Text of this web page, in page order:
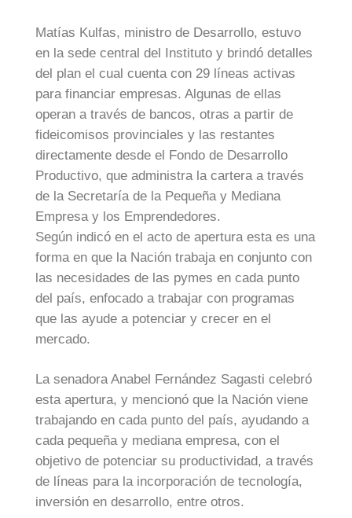
Matías Kulfas, ministro de Desarrollo, estuvo
en la sede central del Instituto y brindó detalles
del plan el cual cuenta con 29 líneas activas
para financiar empresas. Algunas de ellas
operan a través de bancos, otras a partir de
fideicomisos provinciales y las restantes
directamente desde el Fondo de Desarrollo
Productivo, que administra la cartera a través
de la Secretaría de la Pequeña y Mediana
Empresa y los Emprendedores.
Según indicó en el acto de apertura esta es una
forma en que la Nación trabaja en conjunto con
las necesidades de las pymes en cada punto
del país, enfocado a trabajar con programas
que las ayude a potenciar y crecer en el
mercado.
La senadora Anabel Fernández Sagasti celebró
esta apertura, y mencionó que la Nación viene
trabajando en cada punto del país, ayudando a
cada pequeña y mediana empresa, con el
objetivo de potenciar su productividad, a través
de líneas para la incorporación de tecnología,
inversión en desarrollo, entre otros.